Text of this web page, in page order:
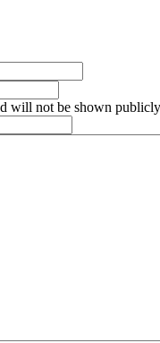
will not be shown